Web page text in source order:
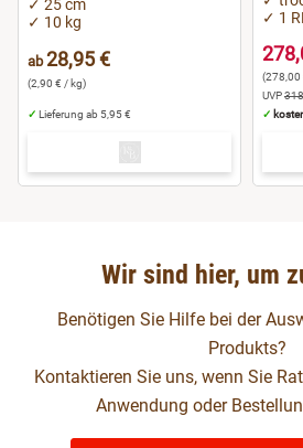
✓ 25 cm
✓ 10 kg
ab28,95 €
(2,90 € / kg)
✓ Lieferung ab 5,95 €
✓ 1
(278,00
UVP
✓
Wir sind hier, um
Benötigen Sie Hilfe bei der
Produkts?
Kontaktieren Sie uns, wenn Sie
Anwendung oder